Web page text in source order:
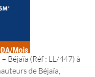
Béjaïa (Réf : LL/447) à
de Béjaïa,